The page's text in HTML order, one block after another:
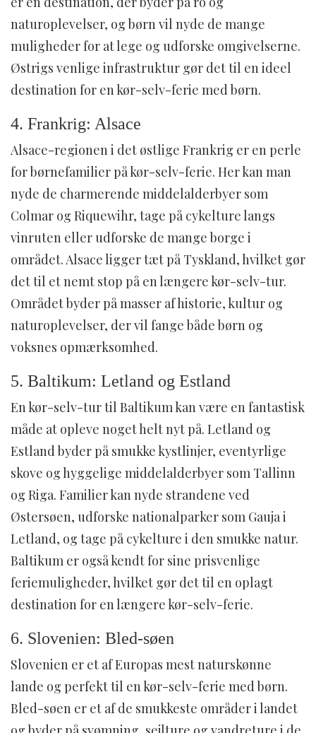
naturoplevelser, og børn vil nyde de mange
muligheder for at lege og udforske omgivelserne.
Østrigs venlige infrastruktur gør det til en ideel
destination for en kør-selv-ferie med børn.
4. Frankrig: Alsace
Alsace-regionen i det østlige Frankrig er en perle
for børnefamilier på kør-selv-ferie. Her kan man
nyde de charmerende middelalderbyer som
Colmar og Riquewihr, tage på cykelture langs
vinruten eller udforske de mange borge i
området. Alsace ligger tæt på Tyskland, hvilket gør
det til et nemt stop på en længere kør-selv-tur.
Området byder på masser af historie, kultur og
naturoplevelser, der vil fange både børn og
voksnes opmærksomhed.
5. Baltikum: Letland og Estland
En kør-selv-tur til Baltikum kan være en fantastisk
måde at opleve noget helt nyt på. Letland og
Estland byder på smukke kystlinjer, eventyrlige
skove og hyggelige middelalderbyer som Tallinn
og Riga. Familier kan nyde strandene ved
Østersøen, udforske nationalparker som Gauja i
Letland, og tage på cykelture i den smukke natur.
Baltikum er også kendt for sine prisvenlige
feriemuligheder, hvilket gør det til en oplagt
destination for en længere kør-selv-ferie.
6. Slovenien: Bled-søen
Slovenien er et af Europas mest naturskønne
lande og perfekt til en kør-selv-ferie med børn.
Bled-søen er et af de smukkeste områder i landet